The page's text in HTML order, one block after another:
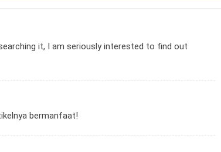
it, I am seriously interested to find out
bermanfaat!